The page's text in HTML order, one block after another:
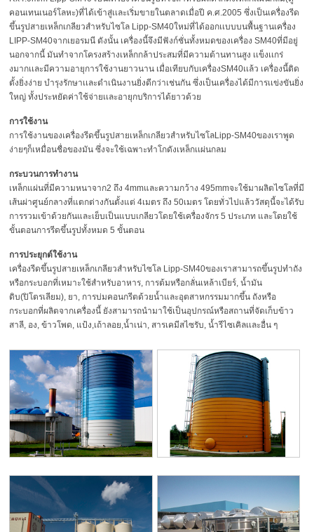
คอนเทนเนอร์โลหะ)ที่ได้เข้าสู่เเละเริ่มขายในตลาดเมื่อปี ค.ศ.2005 ซึ่งเป็นเครื่องรีด
ขึ้นรูปสายเหล็กเกลียวสำหรับไซโล Lipp-SM40ใหม่ที่ได้ออกเเบบบนพื้นฐานเครื่อง
LIPP-SM40จากเยอรมนี ดังนั้น เครื่องนี้จึงมีฟังก์ชั่นทั้งหมดของเครื่อง SM40ที่มีอยู่
นอกจากนี้ มันทำจากโครงสร้างเหล็กกล้าประสมที่มีความต้านทานสูง เเข็งเเกร่
งมากเเละมีความอายุการใช้งานยาวนาน เมื่อเทียบกับเครื่องSM40เเล้ว เครื่องนี้ติด
ตั้งยิ่งง่าย บำรุงรักษาเเละดำเนินงานยิ่งดีกว่าเช่นกัน ซึ่งเป็นเครื่องได้มีการเเข่งขันยิ่ง
ใหญ่ ทั้งประหยัดค่าใช้จ่ายเเละอายุกบริการได้ยาวด้วย
การใช้งาน
การใช้งานของเครื่องรีดขึ้นรูปสายเหล็กเกลียวสำหรับไซโลLipp-SM40ของเราพูด
ง่ายๆก็เหมื่อนชื่อของมัน ซึ่งจะใช้เฉพาะทำโกดังเหล็กเเผ่นกลม
กระบวนการทำงาน
เหล็กแผ่นที่มีความหนาจาก2 ถึง 4mmและความกว้าง 495mmจะใช้มาผลิตไซโลที่มี
เส้นผ่าศูนย์กลางที่แตกต่างกันตั้งแต่ 4เมตร ถึง 50เมตร โดยทั่วไปแล้ววัสดุนี้จะได้รับ
การรวมเข้าด้วยกันและเย็บเป็นแบบเกลียวโดยใช้เครื่องจักร 5 ประเภท และโดยใช้
ขั้นตอนการรีดขึ้นรูปทั้งหมด 5 ขั้นตอน
การประยุกต์ใช้งาน
เครื่องรีดขึ้นรูปสายเหล็กเกลียวสำหรับไซโล Lipp-SM40ของเราสามารถขึ้นรูปทำถัง
หรือกระบอกที่เหมาะใช้สำหรับอาหาร, การต้มหรือกลั่นเหล้าเบียร์, น้ำมัน
ดิบ(ปิโตรเลียม), ยา, การบ่มคอนกรีตด้วยน้ำและอุตสาหกรรมมากขึ้น ถังหรือ
กระบอกที่ผลิตจากเครื่องนี้ ยังสามารถนำมาใช้เป็นอุปกรณ์หรือสถานที่จัดเก็บข้าว
สาลี, อง, ข้าวโพด, แป้ง,เถ้าลอย,น้ำเน่า, สารเคมีสไซรับ, น้ำรีไซเคิลเเละอื่น ๆ